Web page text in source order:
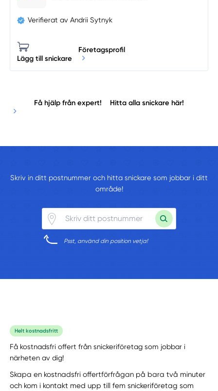
Verifierat av Andrii Sytnyk
Lägg till snickare
Företagsprofil
Få hjälp från expert! Hitta alla snickare här!
Skriv in ditt postnummer och hitta snickare som jobbar i ditt
område!
Psst, använd din position vetja!
Helt kostnadsfritt
Få kostnadsfri offert från snickeriföretag som jobbar i
närheten av dig!
Skapa en kostnadsfri offertförfrågan på bara två minuter
och kom i kontakt med upp till fem snickeriföretag som